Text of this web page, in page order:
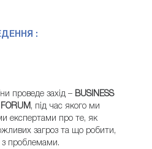
:
проведе захід – BUSINESS
, під час якого ми
експертами про те, як
загроз та що робити,
проблемами.